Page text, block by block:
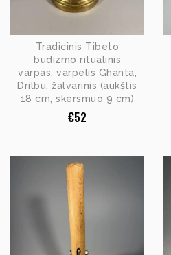
Tradicinis Tibeto
budizmo ritualinis
varpas, varpelis Ghanta,
Drilbu, žalvarinis (aukštis
18 cm, skersmuo 9 cm)
€52